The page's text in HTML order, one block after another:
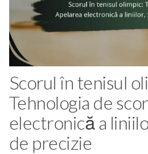
Scorul în tenisul
Tehnologia de
electronică a
de precizie